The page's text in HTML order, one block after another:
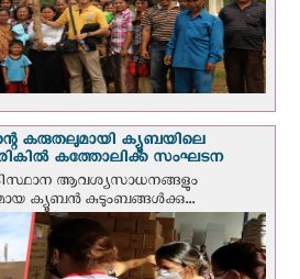
കരുതലുമായി ക്യൂബയിലെ
കത്തോലിക്ക സംഘടന
ആവശ്യസാധനങ്ങളും
ക്യൂബൻ കുടുംബങ്ങൾക്കു...